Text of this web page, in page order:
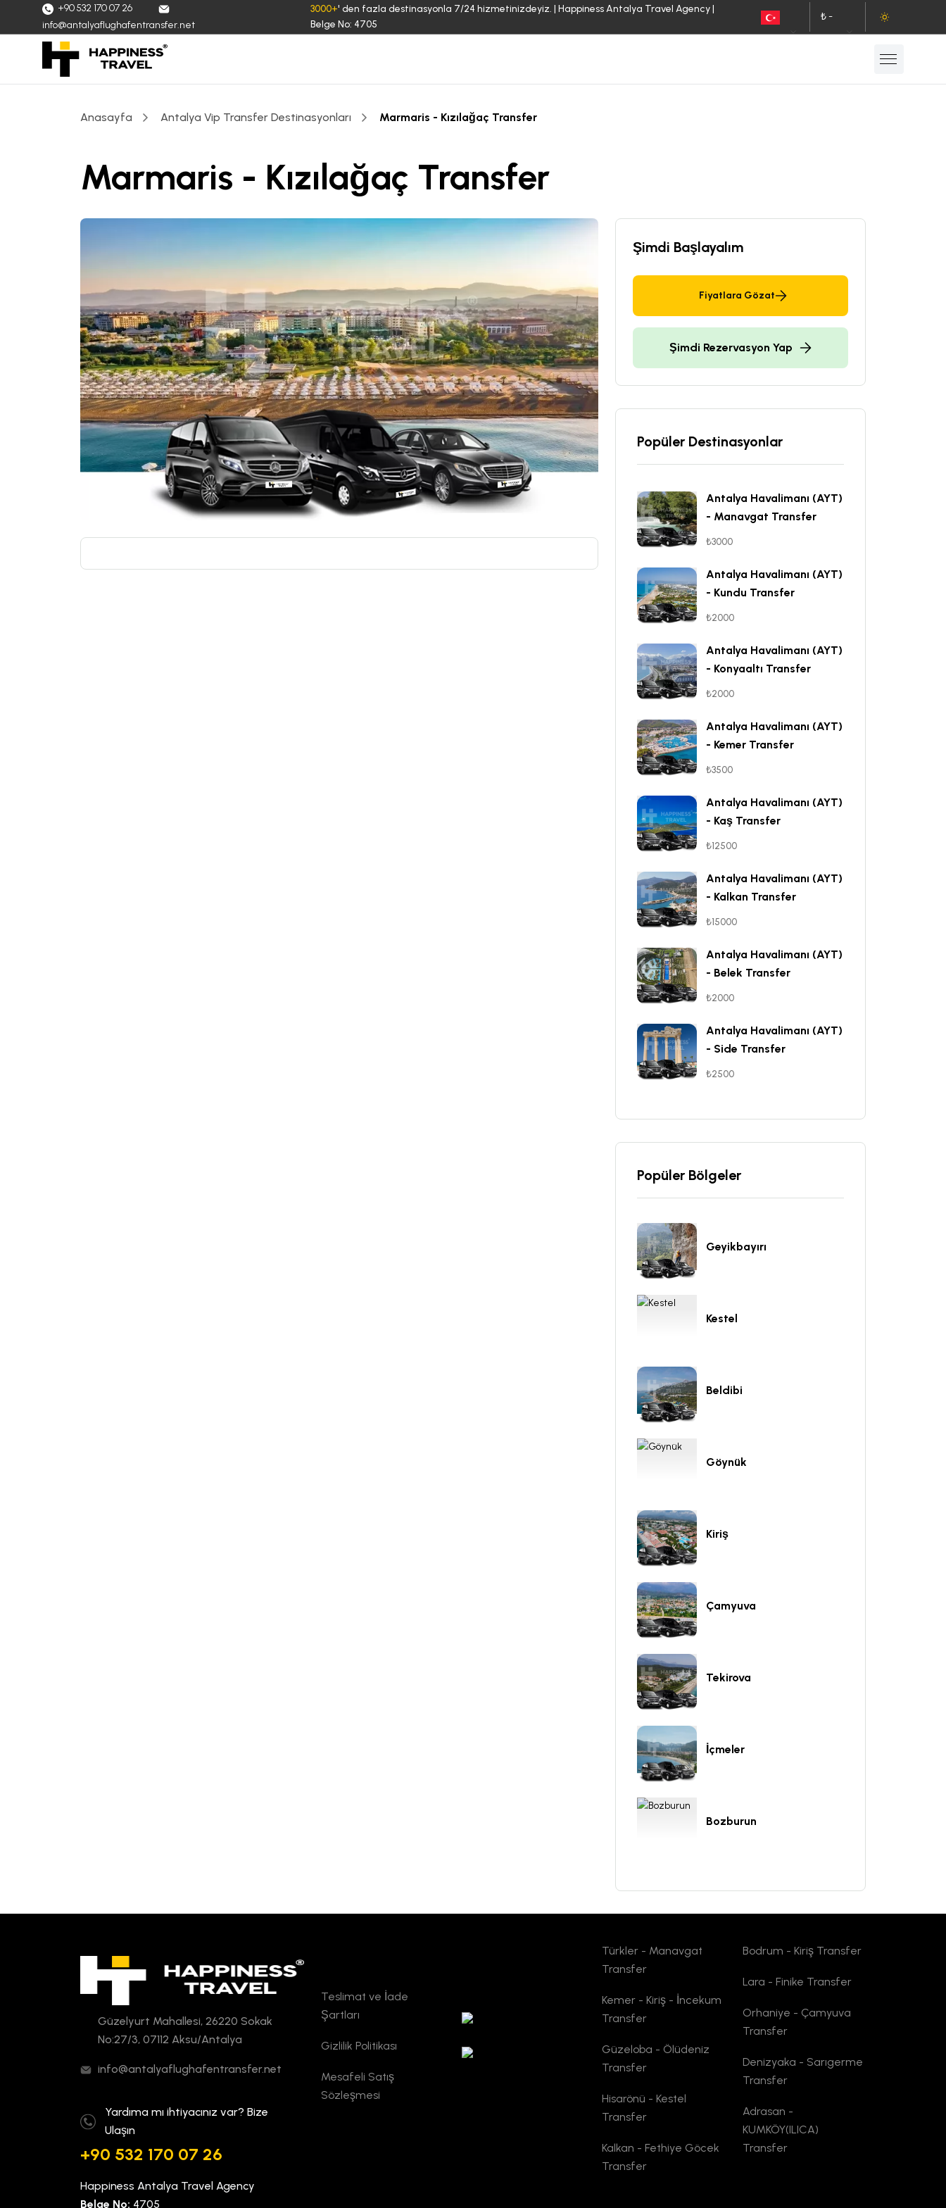
+90 532 170 07 26
info@antalyaflughafentransfer.net
3000+' den fazla destinasyonla 7/24 hizmetinizdeyiz. | Happiness Antalya Travel Agency |
Belge No: 4705
₺ -
Anasayfa Antalya Vip Transfer Destinasyonları Marmaris - Kızılağaç Transfer
Marmaris - Kızılağaç Transfer
Şimdi Başlayalım
Fiyatlara Gözat
Şimdi Rezervasyon Yap
Popüler Destinasyonlar
Antalya Havalimanı (AYT)
- Manavgat Transfer
₺3000
Antalya Havalimanı (AYT)
- Kundu Transfer
₺2000
Antalya Havalimanı (AYT)
- Konyaaltı Transfer
₺2000
Antalya Havalimanı (AYT)
- Kemer Transfer
₺3500
Antalya Havalimanı (AYT)
- Kaş Transfer
₺12500
Antalya Havalimanı (AYT)
- Kalkan Transfer
₺15000
Antalya Havalimanı (AYT)
- Belek Transfer
₺2000
Antalya Havalimanı (AYT)
- Side Transfer
₺2500
Popüler Bölgeler
Geyikbayırı
Kestel
Beldibi
Göynük
Kiriş
Çamyuva
Tekirova
İçmeler
Bozburun
Güzelyurt Mahallesi, 26220 Sokak
No:27/3, 07112 Aksu/Antalya
info@antalyaflughafentransfer.net
Yardıma mı ihtiyacınız var? Bize
Ulaşın
+90 532 170 07 26
Happiness Antalya Travel Agency
Belge No: 4705
Teslimat ve İade
Şartları
Gizlilik Politikası
Mesafeli Satış
Sözleşmesi
Türkler - Manavgat
Transfer
Kemer - Kiriş - İncekum
Transfer
Güzeloba - Ölüdeniz
Transfer
Hisarönü - Kestel
Transfer
Kalkan - Fethiye Göcek
Transfer
Bodrum - Kiriş Transfer
Lara - Finike Transfer
Orhaniye - Çamyuva
Transfer
Denizyaka - Sarıgerme
Transfer
Adrasan -
KUMKÖY(ILICA)
Transfer